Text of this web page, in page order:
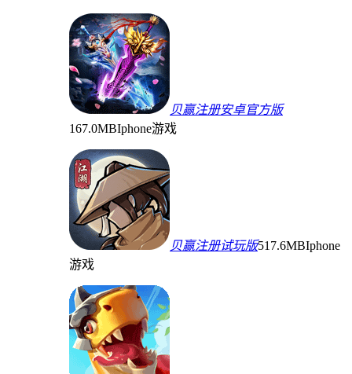
贝赢注册安卓官方版
167.0MBIphone游戏
贝赢注册试玩版517.6MBIphone
游戏